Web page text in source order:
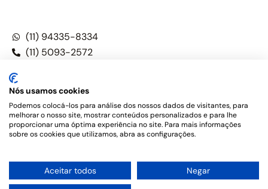
(11) 94335-8334
(11) 5093-2572
Este site não é um produto Meta Platforms, Inc., Google LLC,
tampouco oferece serviços públicos oficiais. Somos um
o Código de Ética e Disciplina da OAB do Brasil – Alexandre
Berthe Pinto Soc. de Adv, OAB/SP nº 22477 –Política de
Nós usamos cookies
Podemos colocá-los para análise dos nossos dados de visitantes, para
melhorar o nosso site, mostrar conteúdos personalizados e para lhe
proporcionar uma óptima experiência no site. Para mais informações
sobre os cookies que utilizamos, abra as configurações.
Aceitar todos Negar